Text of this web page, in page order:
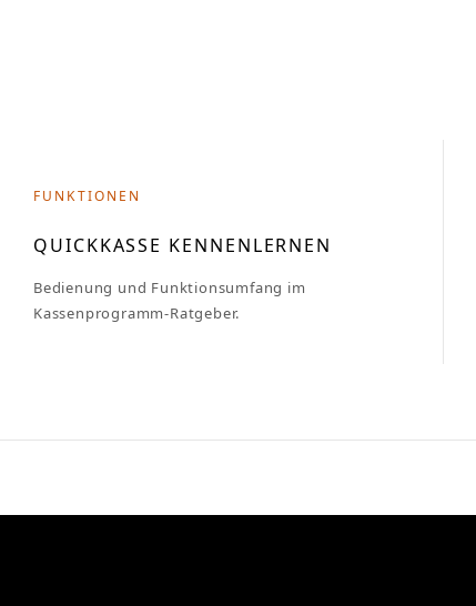
FUNKTIONEN
QUICKKASSE KENNENLERNEN
Bedienung und Funktionsumfang im
Kassenprogramm-Ratgeber.